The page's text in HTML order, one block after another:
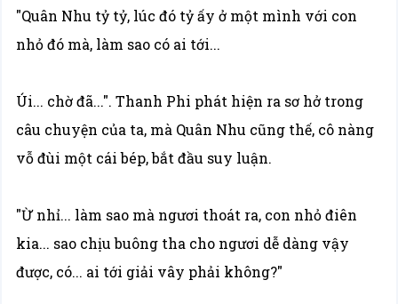
"Quân Nhu tỷ tỷ, lúc đó tỷ ấy ở một mình với con
nhỏ đó mà, làm sao có ai tới...
Úi... chờ đã...". Thanh Phi phát hiện ra sơ hở trong
câu chuyện của ta, mà Quân Nhu cũng thế, cô nàng
vỗ đùi một cái bép, bắt đầu suy luận.
"Ừ nhỉ... làm sao mà ngươi thoát ra, con nhỏ điên
kia... sao chịu buông tha cho ngươi dễ dàng vậy
được, có... ai tới giải vây phải không?"